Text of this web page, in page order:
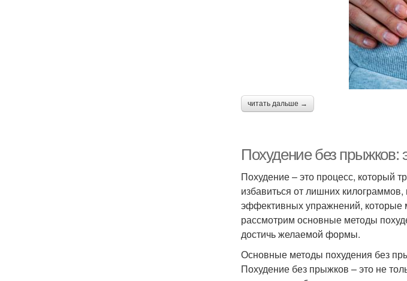
читать дальше →
Похудение без
Похудение – это процесс, который
избавиться от лишних
эффективных упражнений, которые
рассмотрим основные методы
достичь желаемой формы.
Основные методы похудения без
Похудение без прыжков – это не